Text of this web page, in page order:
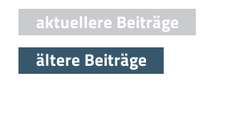
aktuellere Beiträge
ältere Beiträge